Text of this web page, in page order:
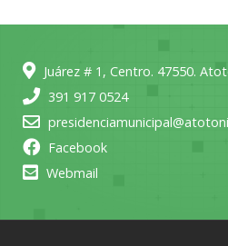
Juárez # 1, Centro. 47550.
391 917 0524
Facebook
Webmail